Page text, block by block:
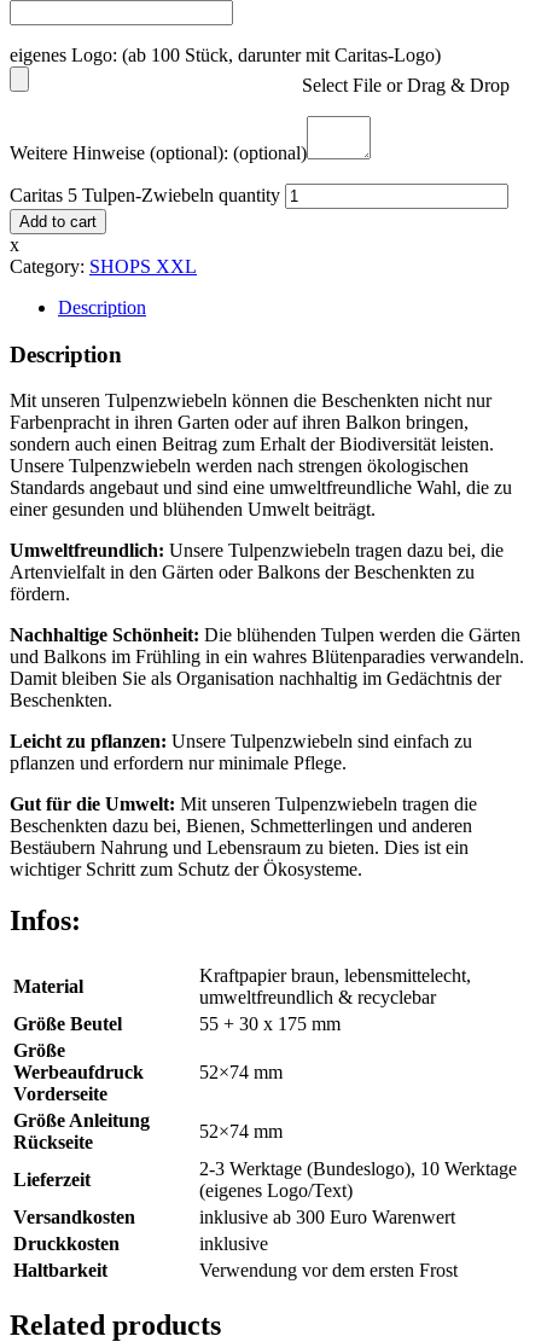
eigenes Logo: (ab 100 Stück, darunter mit Caritas-Logo)
Select File or Drag & Drop
Weitere Hinweise (optional): (optional)
Caritas 5 Tulpen-Zwiebeln quantity
Add to cart
x
Category: SHOPS XXL
Description
Description
Mit unseren Tulpenzwiebeln können die Beschenkten nicht nur
Farbenpracht in ihren Garten oder auf ihren Balkon bringen,
sondern auch einen Beitrag zum Erhalt der Biodiversität leisten.
Unsere Tulpenzwiebeln werden nach strengen ökologischen
Standards angebaut und sind eine umweltfreundliche Wahl, die zu
einer gesunden und blühenden Umwelt beiträgt.
Umweltfreundlich: Unsere Tulpenzwiebeln tragen dazu bei, die
Artenvielfalt in den Gärten oder Balkons der Beschenkten zu
fördern.
Nachhaltige Schönheit: Die blühenden Tulpen werden die Gärten
und Balkons im Frühling in ein wahres Blütenparadies verwandeln.
Damit bleiben Sie als Organisation nachhaltig im Gedächtnis der
Beschenkten.
Leicht zu pflanzen: Unsere Tulpenzwiebeln sind einfach zu
pflanzen und erfordern nur minimale Pflege.
Gut für die Umwelt: Mit unseren Tulpenzwiebeln tragen die
Beschenkten dazu bei, Bienen, Schmetterlingen und anderen
Bestäubern Nahrung und Lebensraum zu bieten. Dies ist ein
wichtiger Schritt zum Schutz der Ökosysteme.
Infos:
Material
Kraftpapier braun, lebensmittelecht,
umweltfreundlich & recyclebar
Größe Beutel
55 + 30 x 175 mm
Größe
Werbeaufdruck
Vorderseite
52×74 mm
Größe Anleitung
Rückseite
52×74 mm
Lieferzeit
2-3 Werktage (Bundeslogo), 10 Werktage
(eigenes Logo/Text)
Versandkosten
inklusive ab 300 Euro Warenwert
Druckkosten
inklusive
Haltbarkeit
Verwendung vor dem ersten Frost
Related products